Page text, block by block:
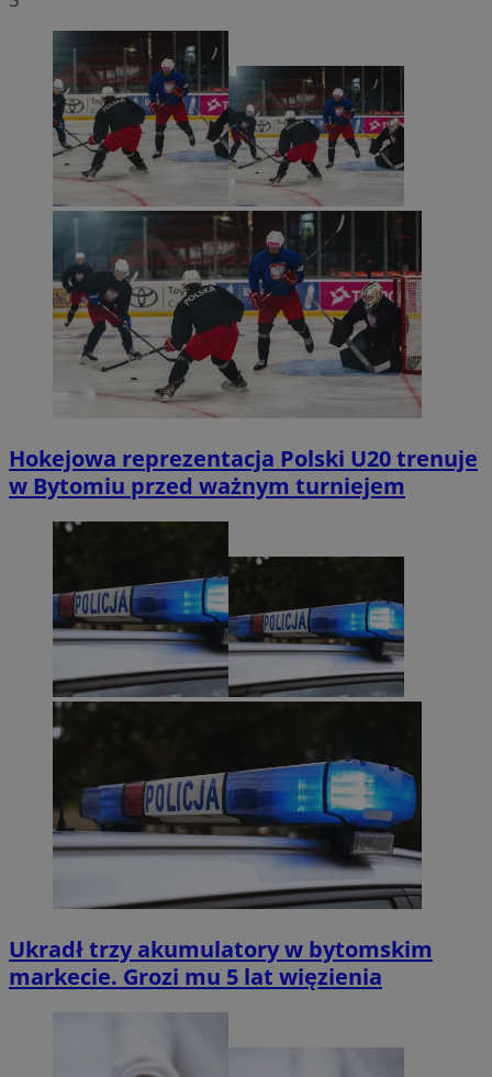
Hokejowa reprezentacja Polski U20 trenuje
w Bytomiu przed ważnym turniejem
Ukradł trzy akumulatory w bytomskim
markecie. Grozi mu 5 lat więzienia